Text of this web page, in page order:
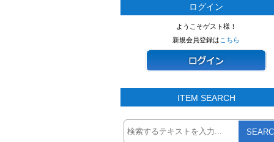
ログイン
ようこそゲスト様！
新規会員登録は こちら
ITEM SEARCH